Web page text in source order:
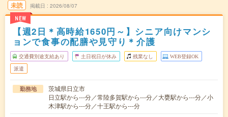
未読
NEW
掲載日 2026/08/07
【週2日＊高時給1650円～】シニア向けマンシ
ョンで食事の配膳や見守り＊介護
交通費別途支給あり 土日祝日が休み 残業なし WEB登録OK
派遣
勤務地
茨城県日立市
日立駅から---分／常陸多賀駅から---分／大甕駅から---分／小
木津駅から---分／十王駅から---分